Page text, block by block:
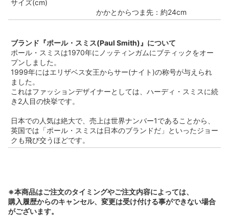
サイズ(cm)
かかとからつま先：約24cm
ブランド『ポール・スミス(Paul Smith)』について
ポール・スミスは1970年にノッティンガムにブティックをオー
プンしました。
1999年にはエリザベス女王からサー(ナイト)の称号が与えられ
ました。
これはファッションデザイナーとしては、ハーディ・スミスに続
き2人目の快挙です。
日本での人気は絶大で、売上は世界ナンバー1であることから、
英国では「ポール・スミスは日本のブランドだ」といったジョー
クも飛び交うほどです。
※本商品はご注文のタイミングやご注文内容によっては、
購入履歴からのキャンセル、変更は受け付ける事ができない場合
がございます。